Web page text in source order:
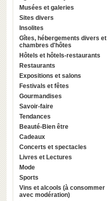
Musées et galeries
Sites divers
Insolites
Gîtes, hébergements divers et
chambres d'hôtes
Hôtels et hôtels-restaurants
Restaurants
Expositions et salons
Festivals et fêtes
Gourmandises
Savoir-faire
Tendances
Beauté-Bien être
Cadeaux
Concerts et spectacles
Livres et Lectures
Mode
Sports
Vins et alcools (à consommer
avec modération)